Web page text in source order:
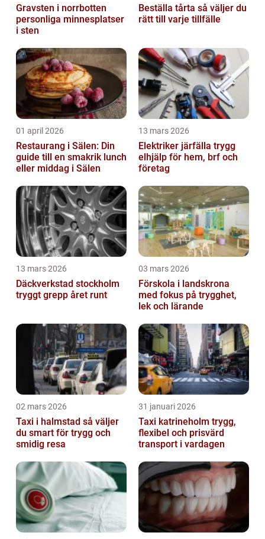
Gravsten i norrbotten
personliga minnesplatser
i sten
Beställa tårta så väljer du
rätt till varje tillfälle
01 april 2026
Restaurang i Sälen: Din
guide till en smakrik lunch
eller middag i Sälen
13 mars 2026
Elektriker järfälla trygg
elhjälp för hem, brf och
företag
13 mars 2026
Däckverkstad stockholm
tryggt grepp året runt
03 mars 2026
Förskola i landskrona
med fokus på trygghet,
lek och lärande
02 mars 2026
Taxi i halmstad så väljer
du smart för trygg och
smidig resa
31 januari 2026
Taxi katrineholm trygg,
flexibel och prisvärd
transport i vardagen